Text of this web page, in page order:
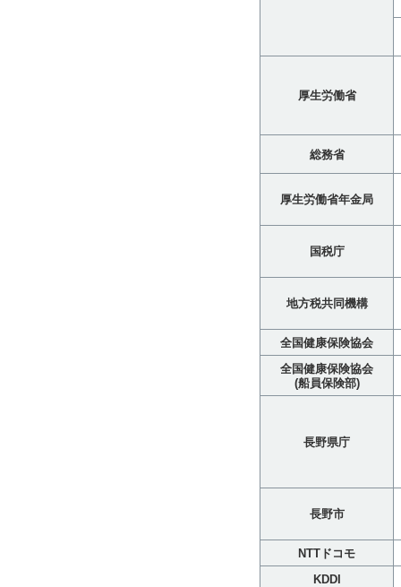
厚生労働省
総務省
厚生労働省年金局
国税庁
地方税共同機構
全国健康保険協会
全国健康保険協会
(船員保険部)
長野県庁
長野市
NTTドコモ
KDDI